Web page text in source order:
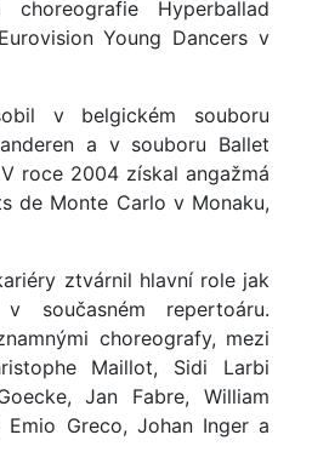
Hyperballad
Young Dancers v
v belgickém souboru
a v souboru Ballet
roce 2004 získal angažmá
de Monte Carlo v Monaku,
ztvárnil hlavní role jak
současném repertoáru.
choreografy, mezi
Maillot, Sidi Larbi
Jan Fabre, William
Emio Greco, Johan Inger a